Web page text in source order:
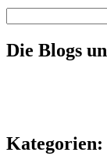
Die Blogs
Kategorien: